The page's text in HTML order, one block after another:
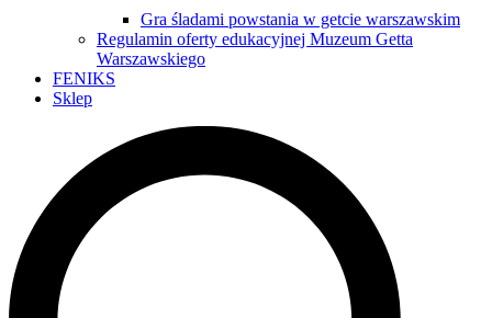
Gra śladami powstania w getcie warszawskim
Regulamin oferty edukacyjnej Muzeum Getta
Warszawskiego
FENIKS
Sklep